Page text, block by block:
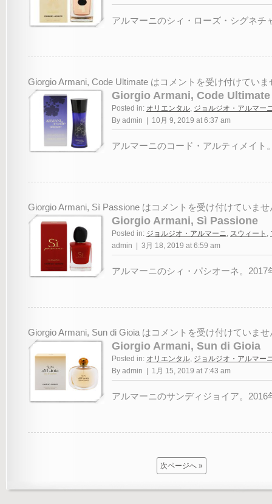
アルマーニのシィ・ローズ・シグネ
Giorgio Armani, Code Ultimate はコメントを受け付けていま
Giorgio Armani, Code Ultimate
Posted in: オリエンタル, ジョルジオ・アルマー
By admin | 10月 9, 2019 at 6:37 am
アルマーニのコード・アルティメイト
Giorgio Armani, Sì Passione はコメントを受け付けていませ
Giorgio Armani, Sì Passione
Posted in: ジョルジオ・アルマーニ, スウィート ,
admin | 3月 18, 2019 at 6:59 am
アルマーニのシィ・パシオーネ。
Giorgio Armani, Sun di Gioia はコメントを受け付けていませ
Giorgio Armani, Sun di Gioia
Posted in: オリエンタル, ジョルジオ・アルマー
By admin | 1月 15, 2019 at 7:43 am
アルマーニのサンディジョイア。
次ページへ »